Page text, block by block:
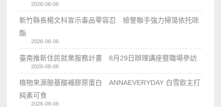
2026-08-06
新竹縣長楊文科宣示毒品零容忍 檢警聯手強力掃蕩依托咪
酯
2026-08-06
臺南推新住民就業服務計畫 8月29日辦理講座暨職場參訪
2026-08-06
植物來源胺基酸補膠原蛋白 ANNAEVERYDAY 白雪飲主打
純素可食
2026-08-06